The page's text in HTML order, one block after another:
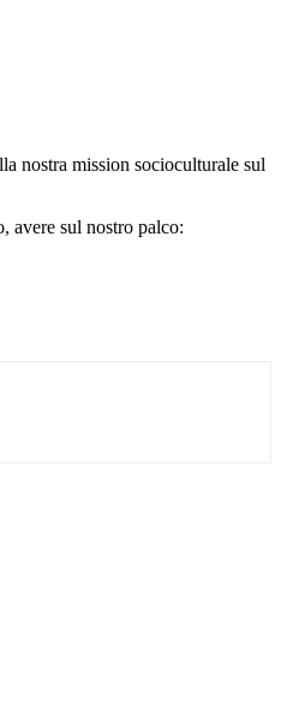
nostra mission socioculturale sul
avere sul nostro palco: